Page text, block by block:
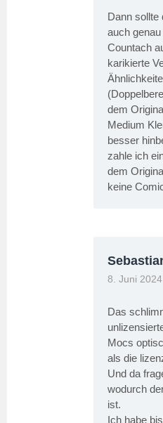
Dann sollte
auch
Countach
karikierte
dem
Medium
besser
zahle ich
dem
keine
8. Juni
Das
Mocs
als die
Und da
wodurch
ist.
Ich habe